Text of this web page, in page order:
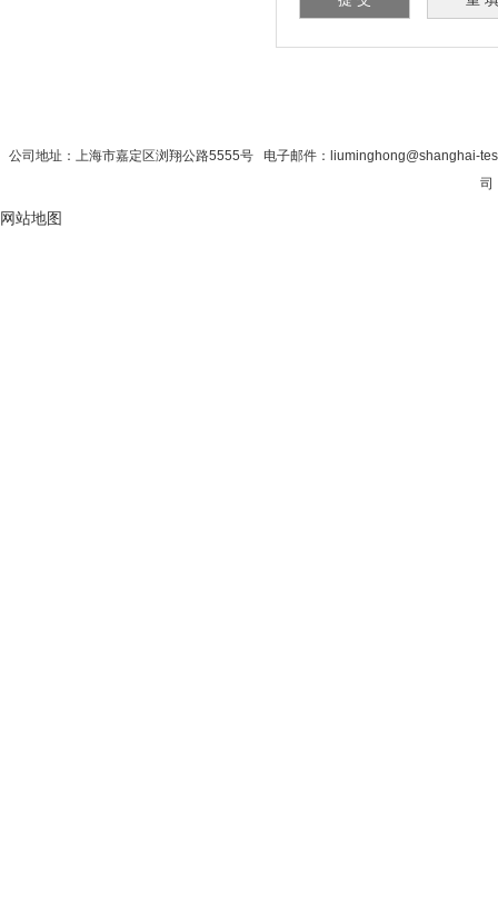
公司地址：上海市嘉定区浏翔公路5555号 电子邮件：liuminghong@shanghai-
司
网站地图